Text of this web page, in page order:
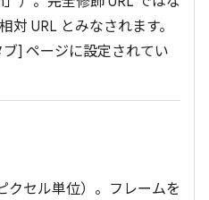
対 URL とみなされます。
] ページに設定されてい
クセル単位）。フレームを